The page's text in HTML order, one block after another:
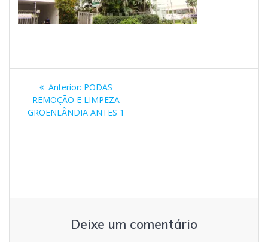
Navegação
de
Post
Anterior: Post
anterior:
PODAS
REMOÇÃO E LIMPEZA
GROENLÂNDIA ANTES 1
Deixe um comentário